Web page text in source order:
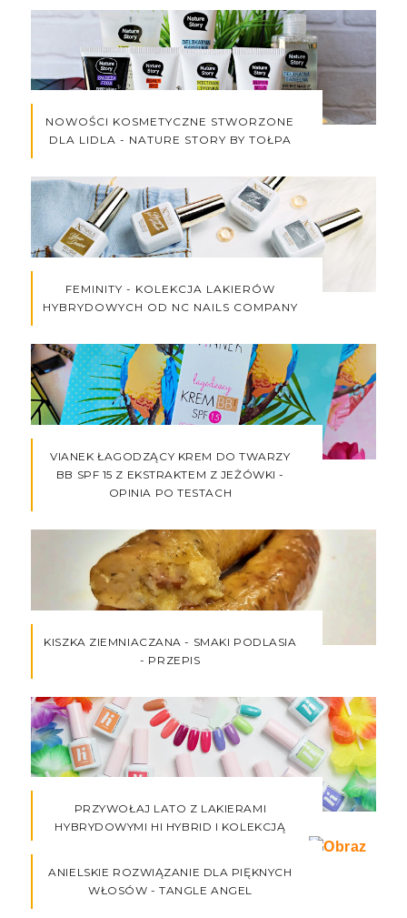
NOWOŚCI KOSMETYCZNE STWORZONE
DLA LIDLA - NATURE STORY BY TOŁPA
FEMINITY - KOLEKCJA LAKIERÓW
HYBRYDOWYCH OD NC NAILS COMPANY
VIANEK ŁAGODZĄCY KREM DO TWARZY
BB SPF 15 Z EKSTRAKTEM Z JEŻÓWKI -
OPINIA PO TESTACH
KISZKA ZIEMNIACZANA - SMAKI PODLASIA
- PRZEPIS
PRZYWOŁAJ LATO Z LAKIERAMI
HYBRYDOWYMI HI HYBRID I KOLEKCJĄ
ANIELSKIE ROZWIĄZANIE DLA PIĘKNYCH
WŁOSÓW - TANGLE ANGEL